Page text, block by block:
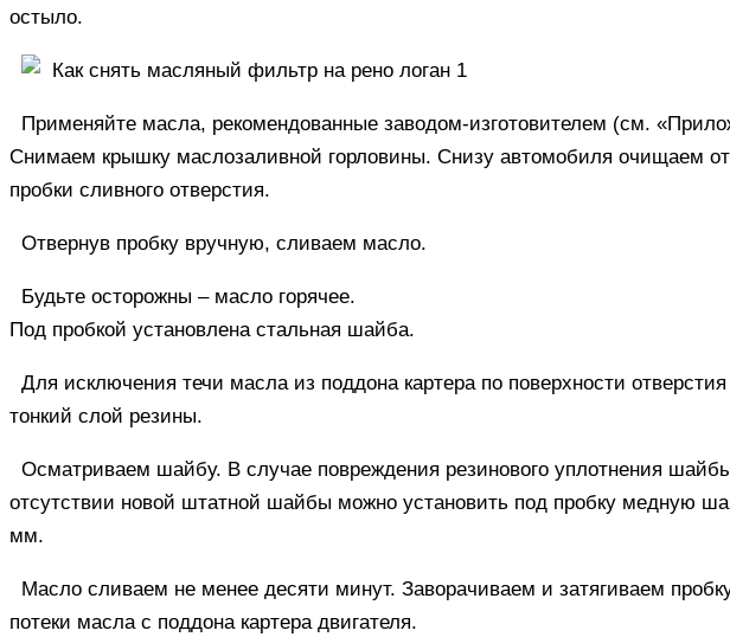
остыло.
Применяйте масла, рекомендованные заводом-изготовителем (см.
Снимаем крышку маслозаливной горловины. Снизу автомобиля очищаем от
пробки сливного отверстия.
Отвернув пробку вручную, сливаем масло.
Будьте осторожны – масло горячее.
Под пробкой установлена стальная шайба.
Для исключения течи масла из поддона картера по поверхности
тонкий слой резины.
Осматриваем шайбу. В случае повреждения резинового уплотнения
отсутствии новой штатной шайбы можно установить под пробку медную
мм.
Масло сливаем не менее десяти минут. Заворачиваем и затягиваем
потеки масла с поддона картера двигателя.